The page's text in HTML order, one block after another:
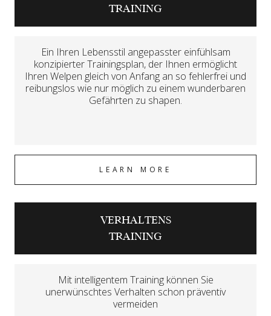
TRAINING
Ein Ihren Lebensstil angepasster einfühlsam
konzipierter Trainingsplan, der Ihnen ermöglicht
Ihren Welpen gleich von Anfang an so fehlerfrei und
reibungslos wie nur möglich zu einem wunderbaren
Gefährten zu shapen.
LEARN MORE
VERHALTENS
TRAINING
Mit intelligentem Training können Sie
unerwünschtes Verhalten schon präventiv
vermeiden